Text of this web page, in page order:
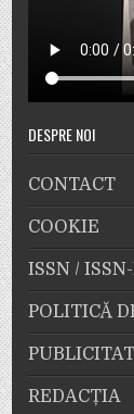
DESPRE NOI
CONTACT
COOKIE
ISSN /
POLITICĂ
REDACȚIA